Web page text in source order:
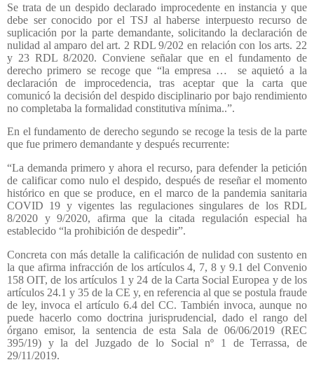
Se trata de un despido declarado improcedente en instancia y que
debe ser conocido por el TSJ al haberse interpuesto recurso de
suplicación por la parte demandante, solicitando la declaración de
nulidad al amparo del art. 2 RDL 9/202 en relación con los arts. 22
y 23 RDL 8/2020. Conviene señalar que en el fundamento de
derecho primero se recoge que “la empresa …
se aquietó a la
declaración de improcedencia, tras aceptar que la carta que
comunicó la decisión del despido disciplinario por bajo rendimiento
no completaba la formalidad constitutiva mínima..”.
En el fundamento de derecho segundo se recoge la tesis de la parte
que fue primero demandante y después recurrente:
“La demanda primero y ahora el recurso, para defender la petición
de calificar como nulo el despido, después de reseñar el momento
histórico en que se produce, en el marco de la pandemia sanitaria
COVID 19 y vigentes las regulaciones singulares de los RDL
8/2020 y 9/2020, afirma que la citada regulación especial ha
establecido “la prohibición de despedir”.
Concreta con más detalle la calificación de nulidad con sustento en
la que afirma infracción de los artículos 4, 7, 8 y 9.1 del Convenio
158 OIT, de los artículos 1 y 24 de la Carta Social Europea y de los
artículos 24.1 y 35 de la CE y, en referencia al que se postula fraude
de ley, invoca el artículo 6.4 del CC. También invoca, aunque no
puede hacerlo como doctrina jurisprudencial, dado el rango del
órgano emisor, la sentencia de esta Sala de 06/06/2019 (REC
395/19) y la del Juzgado de lo Social nº 1 de Terrassa, de
29/11/2019.